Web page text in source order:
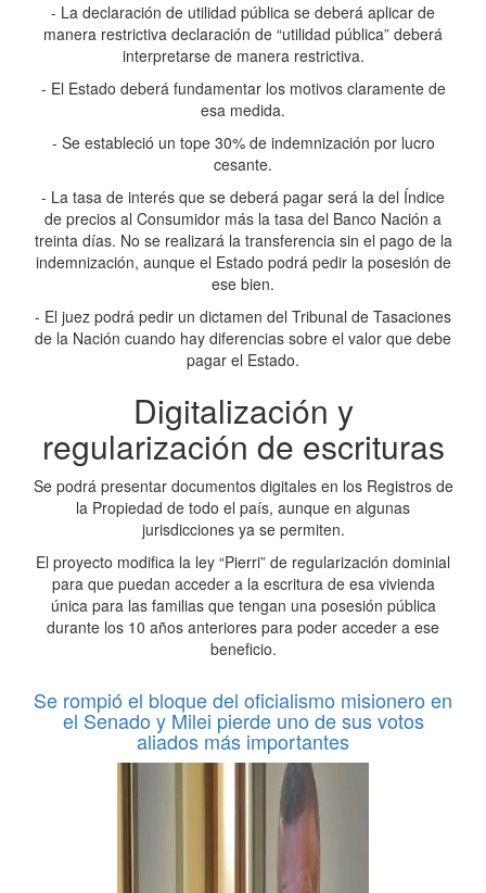
- La declaración de utilidad pública se deberá aplicar de
manera restrictiva declaración de “utilidad pública” deberá
interpretarse de manera restrictiva.
- El Estado deberá fundamentar los motivos claramente de
esa medida.
- Se estableció un tope 30% de indemnización por lucro
cesante.
- La tasa de interés que se deberá pagar será la del Índice
de precios al Consumidor más la tasa del Banco Nación a
treinta días. No se realizará la transferencia sin el pago de la
indemnización, aunque el Estado podrá pedir la posesión de
ese bien.
- El juez podrá pedir un dictamen del Tribunal de Tasaciones
de la Nación cuando hay diferencias sobre el valor que debe
pagar el Estado.
Digitalización y
regularización de escrituras
Se podrá presentar documentos digitales en los Registros de
la Propiedad de todo el país, aunque en algunas
jurisdicciones ya se permiten.
El proyecto modifica la ley “Pierri” de regularización dominial
para que puedan acceder a la escritura de esa vivienda
única para las familias que tengan una posesión pública
durante los 10 años anteriores para poder acceder a ese
beneficio.
Se rompió el bloque del oficialismo misionero en
el Senado y Milei pierde uno de sus votos
aliados más importantes